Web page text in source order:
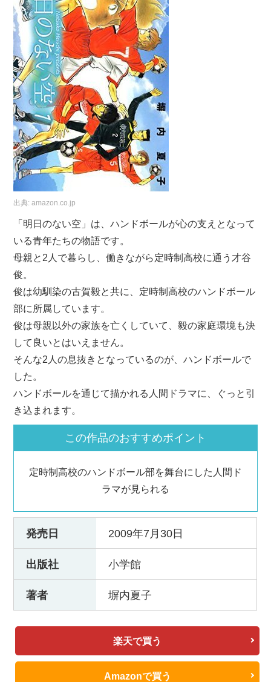
出典:amazon.co.jp
「明日のない空」は、ハンドボールが心の支えとなって
いる青年たちの物語です。
母親と2人で暮らし、働きながら定時制高校に通う才谷
俊。
俊は幼馴染の古賀毅と共に、定時制高校のハンドボール
部に所属しています。
俊は母親以外の家族を亡くしていて、毅の家庭環境も決
して良いとはいえません。
そんな2人の息抜きとなっているのが、ハンドボールで
した。
ハンドボールを通じて描かれる人間ドラマに、ぐっと引
き込まれます。
この作品のおすすめポイント
定時制高校のハンドボール部を舞台にした人間ド
ラマが見られる
発売日 2009年7月30日
出版社 小学館
著者 塀内夏子
楽天で買う
Amazonで買う